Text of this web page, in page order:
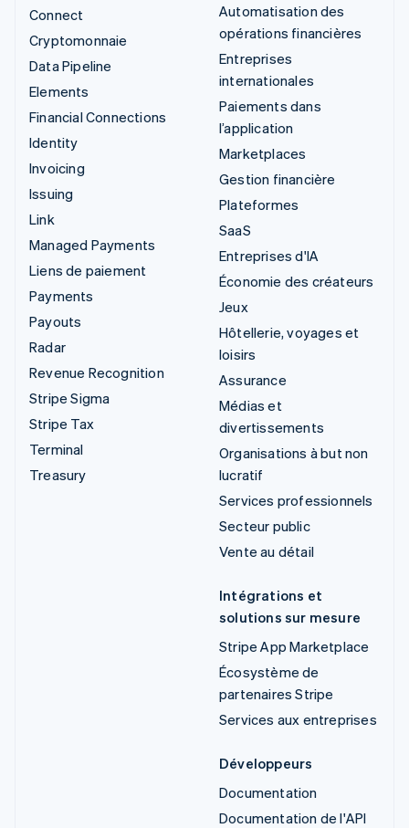
Connect
Cryptomonnaie
Data Pipeline
Elements
Financial Connections
Identity
Invoicing
Issuing
Link
Managed Payments
Liens de paiement
Payments
Payouts
Radar
Revenue Recognition
Stripe Sigma
Stripe Tax
Terminal
Treasury
Automatisation des
opérations financières
Entreprises
internationales
Paiements dans
l’application
Marketplaces
Gestion financière
Plateformes
SaaS
Entreprises d'IA
Économie des créateurs
Jeux
Hôtellerie, voyages et
loisirs
Assurance
Médias et
divertissements
Organisations à but non
lucratif
Services professionnels
Secteur public
Vente au détail
Intégrations et
solutions sur mesure
Stripe App Marketplace
Écosystème de
partenaires Stripe
Services aux entreprises
Développeurs
Documentation
Documentation de l'API